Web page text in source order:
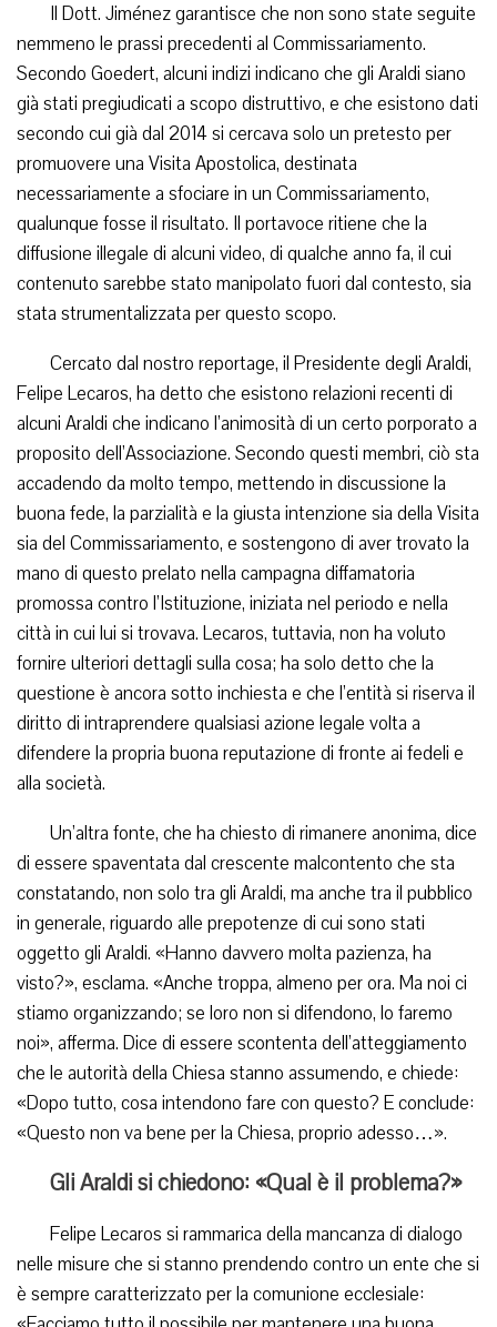
Il Dott. Jiménez garantisce che non sono state seguite
nemmeno le prassi precedenti al Commissariamento.
Secondo Goedert, alcuni indizi indicano che gli Araldi siano
già stati pregiudicati a scopo distruttivo, e che esistono dati
secondo cui già dal 2014 si cercava solo un pretesto per
promuovere una Visita Apostolica, destinata
necessariamente a sfociare in un Commissariamento,
qualunque fosse il risultato. Il portavoce ritiene che la
diffusione illegale di alcuni video, di qualche anno fa, il cui
contenuto sarebbe stato manipolato fuori dal contesto, sia
stata strumentalizzata per questo scopo.
Cercato dal nostro reportage, il Presidente degli Araldi,
Felipe Lecaros, ha detto che esistono relazioni recenti di
alcuni Araldi che indicano l’animosità di un certo porporato a
proposito dell’Associazione. Secondo questi membri, ciò sta
accadendo da molto tempo, mettendo in discussione la
buona fede, la parzialità e la giusta intenzione sia della Visita
sia del Commissariamento, e sostengono di aver trovato la
mano di questo prelato nella campagna diffamatoria
promossa contro l’Istituzione, iniziata nel periodo e nella
città in cui lui si trovava. Lecaros, tuttavia, non ha voluto
fornire ulteriori dettagli sulla cosa; ha solo detto che la
questione è ancora sotto inchiesta e che l’entità si riserva il
diritto di intraprendere qualsiasi azione legale volta a
difendere la propria buona reputazione di fronte ai fedeli e
alla società.
Un’altra fonte, che ha chiesto di rimanere anonima, dice
di essere spaventata dal crescente malcontento che sta
constatando, non solo tra gli Araldi, ma anche tra il pubblico
in generale, riguardo alle prepotenze di cui sono stati
oggetto gli Araldi. «Hanno davvero molta pazienza, ha
visto?», esclama. «Anche troppa, almeno per ora. Ma noi ci
stiamo organizzando; se loro non si difendono, lo faremo
noi», afferma. Dice di essere scontenta dell’atteggiamento
che le autorità della Chiesa stanno assumendo, e chiede:
«Dopo tutto, cosa intendono fare con questo? E conclude:
«Questo non va bene per la Chiesa, proprio adesso…».
Gli Araldi si chiedono: «Qual è il problema?»
Felipe Lecaros si rammarica della mancanza di dialogo
nelle misure che si stanno prendendo contro un ente che si
è sempre caratterizzato per la comunione ecclesiale: